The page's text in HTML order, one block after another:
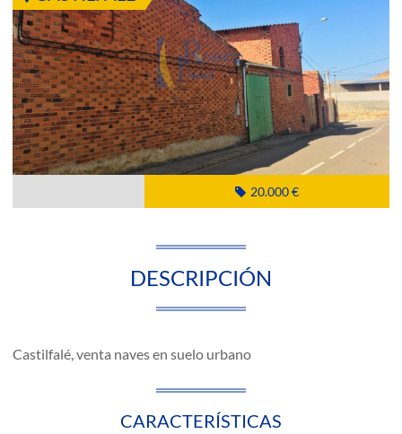
20.000 €
DESCRIPCIÓN
Castilfalé, venta naves en suelo urbano
CARACTERÍSTICAS